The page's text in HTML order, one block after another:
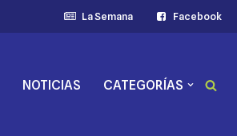
La Semana Facebook
NOTICIAS CATEGORÍAS